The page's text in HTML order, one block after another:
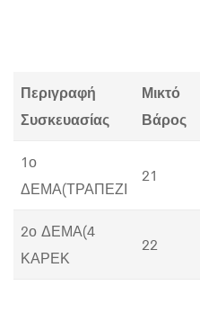
Περιγραφή
Συσκευασίας
Μικτό
Βάρος
1ο
ΔΕΜΑ(ΤΡΑΠΕΖΙ
21
2ο ΔΕΜΑ(4
ΚΑΡΕΚ
22